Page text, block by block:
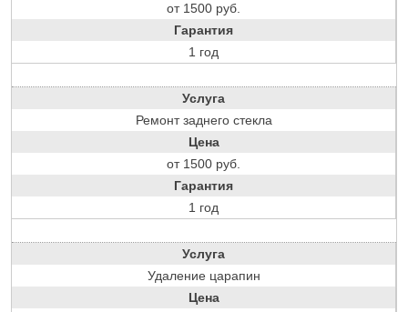
от 1500 руб.
Гарантия
1 год
Услуга
Ремонт заднего стекла
Цена
от 1500 руб.
Гарантия
1 год
Услуга
Удаление царапин
Цена